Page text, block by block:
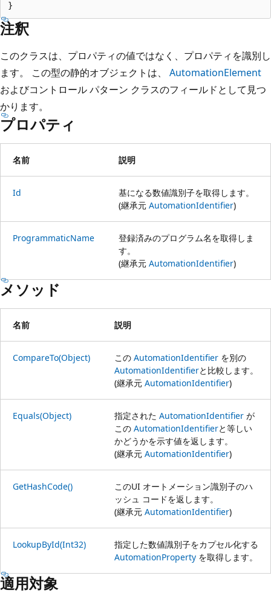
注釈
このクラスは、プロパティの値ではなく、プロパティを識別し
ます。 この型の静的オブジェクトは、 AutomationElement
およびコントロール パターン クラスのフィールドとして見つ
かります。
プロパティ
名前 説明
Id
基になる数値識別子を取得します。
(継承元 AutomationIdentifier)
ProgrammaticName
登録済みのプログラム名を取得しま
す。
(継承元 AutomationIdentifier)
メソッド
名前 説明
CompareTo(Object) この AutomationIdentifier を別の
AutomationIdentifierと比較します。
(継承元 AutomationIdentifier)
Equals(Object) 指定された AutomationIdentifier が
この AutomationIdentifierと等しい
かどうかを示す値を返します。
(継承元 AutomationIdentifier)
GetHashCode()
このUI オートメーション識別子のハ
ッシュ コードを返します。
(継承元 AutomationIdentifier)
LookupById(Int32)
指定した数値識別子をカプセル化する
AutomationProperty を取得します。
適用対象